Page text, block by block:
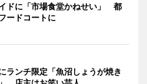
ドに「市場食堂かねせい」 都
ードコートに
ランチ限定「魚沼しょうが焼き